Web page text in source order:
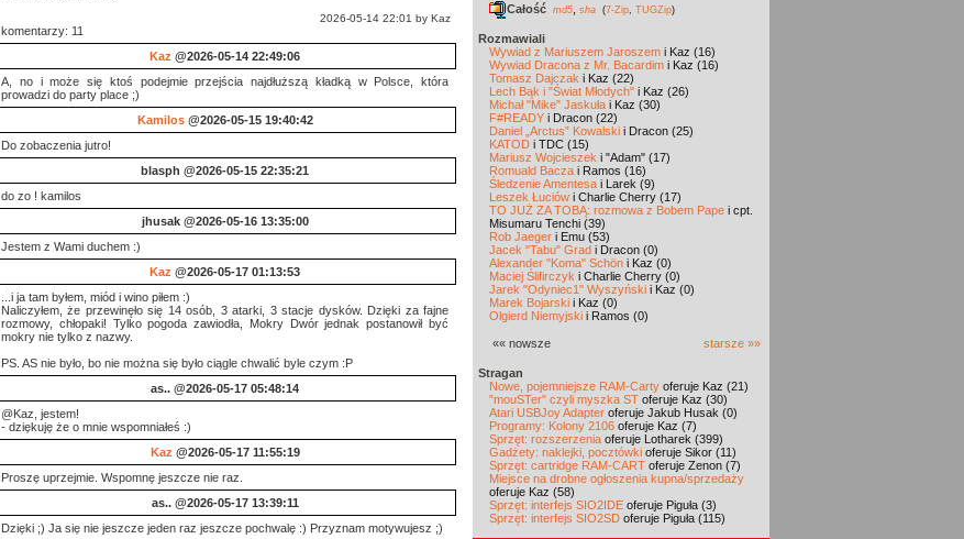
2026-05-14 22:01 by Kaz
komentarzy: 11
Kaz @2026-05-14 22:49:06
A, no i może się ktoś podejmie przejścia najdłuższą kładką w Polsce, która
prowadzi do party place ;)
Kamilos@2026-05-15 19:40:42
Do zobaczenia jutro!
blasph @2026-05-15 22:35:21
do zo ! kamilos
jhusak@2026-05-16 13:35:00
Jestem z Wami duchem :)
Kaz @2026-05-17 01:13:53
...i ja tam byłem, miód i wino piłem :)
Naliczyłem, że przewinęło się 14 osób, 3 atarki, 3 stacje dysków. Dzięki za fajne
rozmowy, chłopaki! Tylko pogoda zawiodła, Mokry Dwór jednak postanowił być
mokry nie tylko z nazwy.
PS. AS nie było, bo nie można się było ciągle chwalić byle czym :P
as.. @2026-05-17 05:48:14
@Kaz, jestem!
- dziękuję że o mnie wspomniałeś :)
Kaz @2026-05-17 11:55:19
Proszę uprzejmie. Wspomnę jeszcze nie raz.
as..@2026-05-17 13:39:11
Dzięki ;) Ja się nie jeszcze jeden raz jeszcze pochwalę :) Przyznam motywujesz ;)
Całość md5 sha (7-Zip TUGZip)
Rozmawiali
Wywiad z Mariuszem Jaroszem i Kaz (16)
Wywiad Dracona z Mr. Bacardim i Kaz (16)
Tomasz Dajczak i Kaz (22)
Lech Bąk i "Świat Młodych" i Kaz (26)
Michał "Mike" Jaskuła i Kaz (30)
F#READY i Dracon (22)
Daniel „Arctus” Kowalski i Dracon (25)
KATOD i TDC (15)
Mariusz Wojcieszek i "Adam" (17)
Romuald Bacza i Ramos (16)
Śledzenie Amentesa i Larek (9)
Leszek Łuciów i Charlie Cherry (17)
TO JUŻ ZA TOBĄ: rozmowa z Bobem Pape i cpt.
Misumaru Tenchi (39)
Rob Jaeger i Emu (53)
Jacek "Tabu" Grad i Dracon (0)
Alexander "Koma" Schön i Kaz (0)
Maciej Ślifirczyk i Charlie Cherry (0)
Jarek "Odyniec1" Wyszyński i Kaz (0)
Marek Bojarski i Kaz (0)
Olgierd Niemyjski i Ramos (0)
«« nowsze starsze »»
Stragan
Nowe, pojemniejsze RAM-Carty oferuje Kaz (21)
"mouSTer" czyli myszka ST oferuje Kaz (30)
Atari USBJoy Adapter oferuje Jakub Husak (0)
Programy: Kolony 2106 oferuje Kaz (7)
Sprzęt: rozszerzenia oferuje Lotharek (399)
Gadżety: naklejki, pocztówki oferuje Sikor (11)
Sprzęt: cartridge RAM-CART oferuje Zenon (7)
Miejsce na drobne ogłoszenia kupna/sprzedaży
oferuje Kaz (58)
Sprzęt: interfejs SIO2IDE oferuje Piguła (3)
Sprzęt: interfejs SIO2SD oferuje Piguła (115)